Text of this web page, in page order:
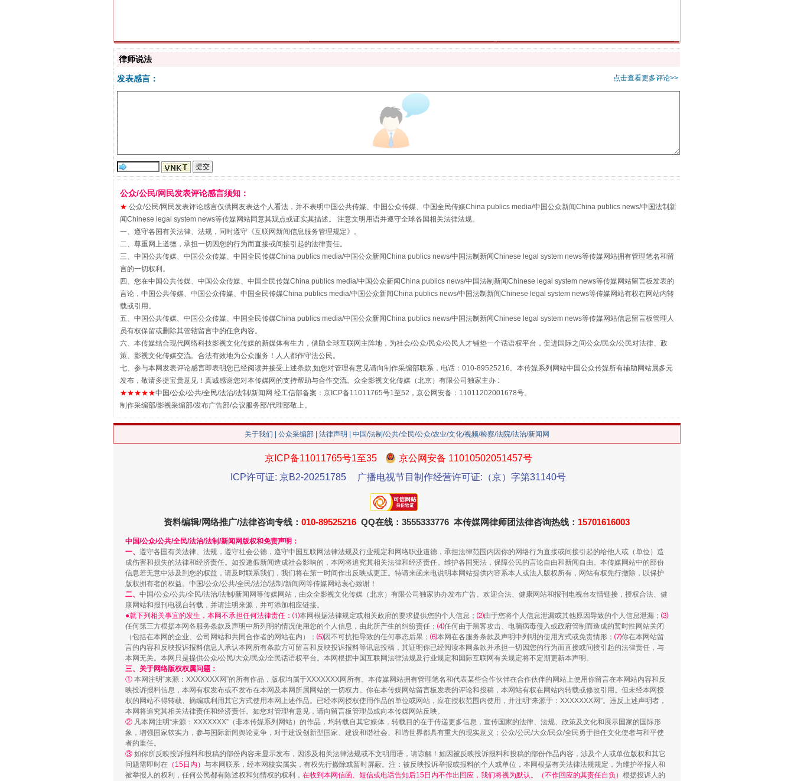
“刷贴”乱象丛生
揭批美国五大"原罪"
珠宝鉴定乱象
站台名比不上好声名
走近一线检察官
“谁都不怕”的他落马了
律师说法
点击查看更多评论>>
发表感言：
公众/公民/网民发表评论感言须知：
★ 公众/公民/网民发表评论感言仅供网友表达个人看法，并不表明中国公共传媒、中国公众传媒、中国全民传媒China publics media/中国公众新闻China publics news/中国法制新
闻Chinese legal system news等传媒网站同意其观点或证实其描述。 注意文明用语并遵守全球各国相关法律法规。
一、遵守各国有关法律、法规，同时遵守《互联网新闻信息服务管理规定》。
二、尊重网上道德，承担一切因您的行为而直接或间接引起的法律责任。
三、中国公共传媒、中国公众传媒、中国全民传媒China publics media/中国公众新闻China publics news/中国法制新闻Chinese legal system news等传媒网站拥有管理笔名和留
言的一切权利。
四、您在中国公共传媒、中国公众传媒、中国全民传媒China publics media/中国公众新闻China publics news/中国法制新闻Chinese legal system news等传媒网站留言板发表的
言论，中国公共传媒、中国公众传媒、中国全民传媒China publics media/中国公众新闻China publics news/中国法制新闻Chinese legal system news等传媒网站有权在网站内转
载或引用。
五、中国公共传媒、中国公众传媒、中国全民传媒China publics media/中国公众新闻China publics news/中国法制新闻Chinese legal system news等传媒网站信息留言板管理人
员有权保留或删除其管辖留言中的任意内容。
六、本传媒结合现代网络科技影视文化传媒的新媒体有生力，借助全球互联网主阵地，为社会/公众/民众/公民人才铺垫一个话语权平台，促进国际之间公众/民众/公民对法律、政
策、影视文化传媒交流。合法有效地为公众服务！人人都作守法公民。
七、参与本网发表评论感言即表明您已经阅读并接受上述条款,如您对管理有意见请向制作采编部联系，电话：010-89525216。本传媒系列网站中国公众传媒所有辅助网站属多元
发布，敬请多提宝贵意见！真诚感谢您对本传媒网的支持帮助与合作交流。众全影视文化传媒（北京）有限公司独家主办 :
★★★★★中国/公众/公共/全民/法治/法制/新闻网 经工信部备案：京ICP备11011765号1至52，京公网安备：11011202001678号。
制作采编部/影视采编部/发布广告部/会议服务部/代理部敬上。
关于我们 公众采编部 法律声明 | 中国/法制/公共/全民/公众/农业/文化/视频/检察/法院/法治/新闻网
京ICP备11011765号1至35
京公网安备 11010502051457号
ICP许可证: 京B2-20251785
广播电视节目制作经营许可证:（京）字第31140号
资料编辑/网络推广/法律咨询专线： 010-89525216 QQ在线：3555333776 本传媒网律师团法律咨询热线： 15701616003
中国/公众/公共/全民/法治/法制/新闻网版权和免责声明：
一、 遵守各国有关法律、法规，遵守社会公德，遵守中国互联网法律法规及行业规定和网络职业道德，承担法律范围内因你的网络行为直接或间接引起的给他人或（单位）造
成伤害和损失的法律和经济责任。如投递假新闻造成社会影响的，本网将追究其相关法律和经济责任。维护各国宪法，保障公民的言论自由和新闻自由。本传媒网站中的部份
信息若无意中涉及到您的权益，请及时联系我们，我们将在第一时间作出反映或更正。特请来函来电说明本网站提供内容系本人或法人版权所有，网站有权先行撤除，以保护
版权拥有者的权益。中国/公众/公共/全民/法治/法制/新闻网等传媒网站衷心致谢！
二、 中国/公众/公共/全民/法治/法制/新闻网等传媒网站，由众全影视文化传媒（北京）有限公司独家协办发布广告。欢迎合法、健康网站和报刊电视台友情链接，授权合法、健
康网站和报刊电视台转载，并请注明来源，并可添加相应链接。
●就下列相关事宜的发生，本网不承担任何法律责任：⑴本网根据法律规定或相关政府的要求提供您的个人信息； ⑵由于您将个人信息泄漏或其他原因导致的个人信息泄漏； ⑶
任何第三方根据本网各服务条款及声明中所列明的情况使用您的个人信息，由此所产生的纠纷责任； ⑷任何由于黑客攻击、电脑病毒侵入或政府管制而造成的暂时性网站关闭
（包括在本网的企业、公司网站和共同合作者的网站在内）； ⑸因不可抗拒导致的任何事态后果； ⑹本网在各服务条款及声明中列明的使用方式或免责情形； ⑺你在本网站留
言的内容和反映投诉报料信息人承认本网所有条款方可留言和反映投诉报料等讯息投稿，其证明你已经阅读本网条款并承担一切因您的行为而直接或间接引起的法律责任，与
本网无关。本网只是提供公众/公民/大众/民众/全民话语权平台。本网根据中国互联网法律法规及行业规定和国际互联网有关规定将不定期更新本声明。
三、关于网络版权权属问题：
① 本网注明“来源：XXXXXXX网”的所有作品，版权均属于XXXXXXX网所有。本传媒网站拥有管理笔名和代表某些合作伙伴在合作伙伴的网站上使用你留言在本网站内容和反
映投诉报料信息，本网有权发布或不发布在本网及本网所属网站的一切权力。你在本传媒网站留言板发表的评论和投稿，本网站有权在网站内转载或修改引用。但未经本网授
权的网站不得转载、摘编或利用其它方式使用本网上述作品。已经本网授权使用作品的单位或网站，应在授权范围内使用，并注明“来源于：XXXXXXX网”。违反上述声明者，
本网将追究其相关法律责任和经济责任。如您对管理有意见，请向留言板管理员或向本传媒网站反映。
② 凡本网注明“来源：XXXXXXX”（非本传媒系列网站）的作品，均转载自其它媒体，转载目的在于传递更多信息，宣传国家的法律、法规、政策及文化和展示国家的国际形
象，增强国家软实力，参与国际新闻舆论竞争，对于建设创新型国家、建设和谐社会、和谐世界都具有重大的现实意义；公众/公民/大众/民众/全民勇于担任文化使者与和平使
者的重任。
③ 如你所反映投诉报料和投稿的部份内容未显示发布，因涉及相关法律法规或不文明用语，请谅解！如因被反映投诉报料和投稿的部份作品内容，涉及个人或单位版权和其它
问题需即时在 （15日内） 与本网联系，经本网核实属实，有权先行撤除或暂时屏蔽。注：被反映投诉举报或报料的个人或单位，本网根据有关法律法规规定，为维护举报人和
被举报人的权利，任何公民都有陈述权和知情权的权利， 在收到本网信函、短信或电话告知后15日内不作出回应，我们将视为默认。（不作回应的其责任自负） 根据投诉人的